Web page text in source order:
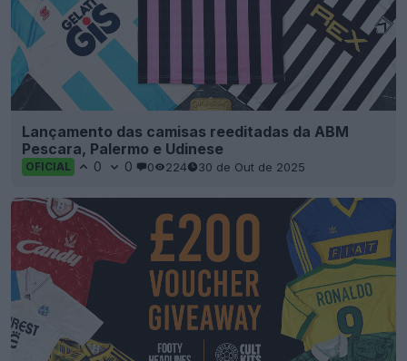
Lançamento das camisas reeditadas da ABM
Pescara, Palermo e Udinese
OFICIAL 0 0 0 224 30 de Out de 2025